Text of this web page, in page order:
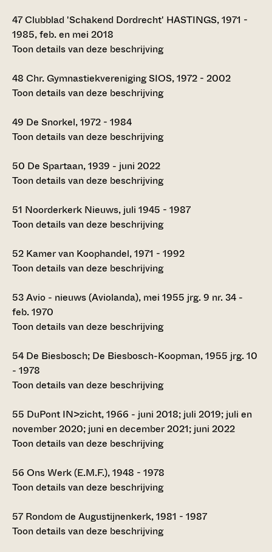
47Clubblad 'Schakend Dordrecht' HASTINGS, 1971 -
1985, feb. en mei 2018
Toon details van deze beschrijving
48 Chr. Gymnastiekvereniging SIOS, 1972 - 2002
Toon details van deze beschrijving
49 De Snorkel, 1972 - 1984
Toon details van deze beschrijving
50 De Spartaan, 1939 - juni 2022
Toon details van deze beschrijving
51 Noorderkerk Nieuws, juli 1945 - 1987
Toon details van deze beschrijving
52 Kamer van Koophandel, 1971 - 1992
Toon details van deze beschrijving
53Avio - nieuws (Aviolanda), mei 1955 jrg. 9 nr. 34 -
feb. 1970
Toon details van deze beschrijving
54 De Biesbosch; De Biesbosch-Koopman, 1955 jrg. 10
- 1978
Toon details van deze beschrijving
55 DuPont IN>zicht, 1966 - juni 2018; juli 2019; juli en
november 2020; juni en december 2021; juni 2022
Toon details van deze beschrijving
56 Ons Werk (E.M.F.), 1948 - 1978
Toon details van deze beschrijving
57 Rondom de Augustijnenkerk, 1981 - 1987
Toon details van deze beschrijving